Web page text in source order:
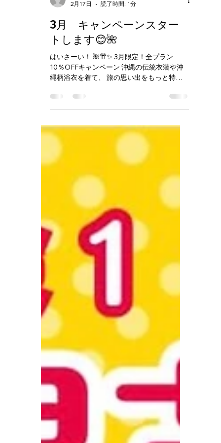
chatankankoguide
3月 キャンペーンスター
トします😊🌺
はいさーい！ 🌺👘✨ 3月限定！全プラン
縄柄浴衣を着て、 旅の思い出をもっと特別
にしませんか？📸 アメリカンビレッジ散策
や 写真撮影にぴったりの体験です🌴 🌸
all plans in March! Wear traditional
Okinawan costumes or yukata and create
unforgettable travel memories in Okinawa
🇯🇵✨ 📅 対象期間：3月1日〜3月31日 📍 北
谷町（アメリカンビレッジ近く） 📲 予約は
プロフィールのリンクから ※他割引との併
用不可 ※衣装の種類・サイズには限りがあ
縄衣装 #浴衣レンタル #アメリカンビレッジ
#北谷 #okinawatrip #okinawatravel
#yukatarental #japanexperience